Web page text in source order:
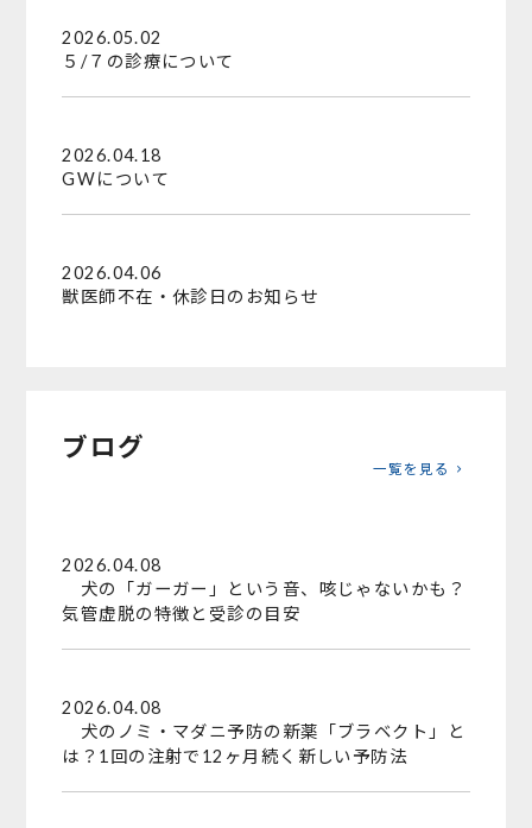
2026.05.02
５/７の診療について
2026.04.18
GWについて
2026.04.06
獣医師不在・休診日のお知らせ
ブログ
一覧を見る
2026.04.08
犬の「ガーガー」という音、咳じゃないかも？
気管虚脱の特徴と受診の目安
2026.04.08
犬のノミ・マダニ予防の新薬「ブラベクト」と
は？1回の注射で12ヶ月続く新しい予防法